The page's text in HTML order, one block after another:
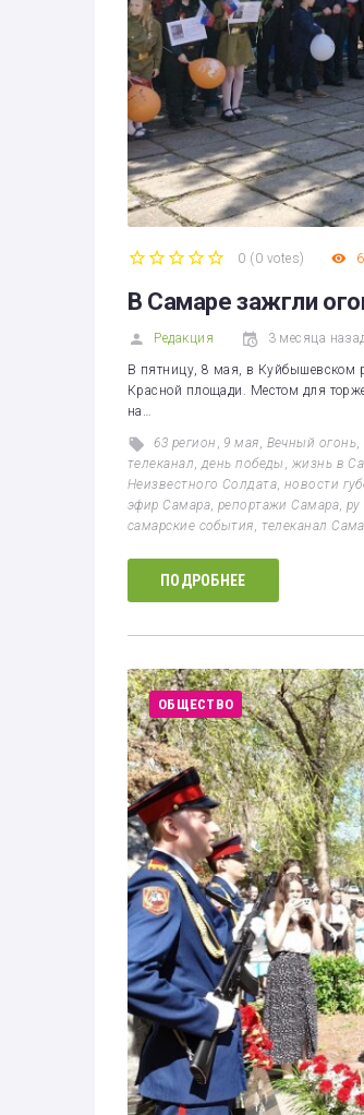
0 ( 0 votes)
В Самаре зажгли
Редакция 3 месяца
В пятницу, 8 мая, в Куйбышевском
Красной площади. Местом для
на…
63 регион , 9 мая, Вечный огонь,
телеканал, день победы , жизнь в
Неизвестного Солдата, новости
эфир Самара, репортажи Самара, ру
самарские события, телеканал
ПОДРОБНЕЕ
ОБЩЕСТВО